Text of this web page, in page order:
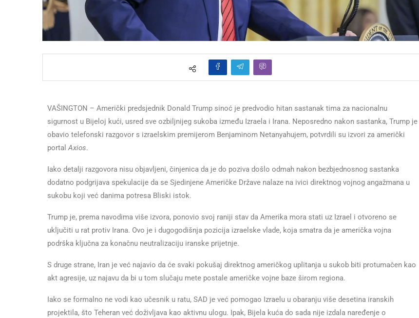
VAŠINGTON – Američki predsjednik Donald Trump sinoć je predvodio hitan sastanak tima za nacionalnu
sigurnost u Bijeloj kući, usred sve ozbiljnijeg sukoba između Izraela i Irana. Neposredno nakon sastanka, Trump je
obavio telefonski razgovor s izraelskim premijerom Benjaminom Netanyahujem, potvrdili su izvori za američki
portalAxios.
Iako detalji razgovora nisu objavljeni, činjenica da je do poziva došlo odmah nakon bezbjednosnog sastanka
dodatno podgrijava spekulacije da se Sjedinjene Američke Države nalaze na ivici direktnog vojnog angažmana u
sukobu koji već danima potresa Bliski istok.
Trump je, prema navodima više izvora, ponovio svoj raniji stav da Amerika mora stati uz Izrael i otvoreno se
uključiti u rat protiv Irana. Ovo je i dugogodišnja pozicija izraelske vlade, koja smatra da je američka vojna
podrška ključna za konačnu neutralizaciju iranske prijetnje.
S druge strane, Iran je već najavio da će svaki pokušaj direktnog američkog uplitanja u sukob biti protumačen kao
akt agresije, uz najavu da bi u tom slučaju mete postale američke vojne baze širom regiona.
Iako se formalno ne vodi kao učesnik u ratu, SAD je već pomogao Izraelu u obaranju više desetina iranskih
projektila, što Teheran već doživljava kao aktivnu ulogu. Ipak, Bijela kuća do sada nije izdala naređenje o